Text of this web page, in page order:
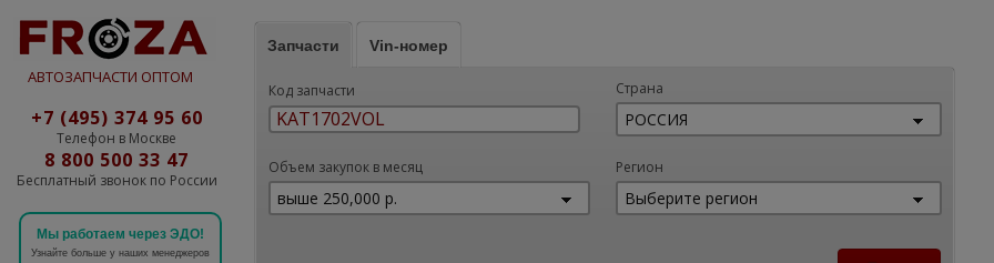
АВТОЗАПЧАСТИ ОПТОМ
+7 (495) 374 95 60
Телефон в Москве
8 800 500 33 47
Бесплатный звонок по России
Мы работаем через ЭДО!
Узнайте больше у наших менеджеров
Запчасти Vin-номер
Код запчасти Страна
Объем закупок в месяц Регион